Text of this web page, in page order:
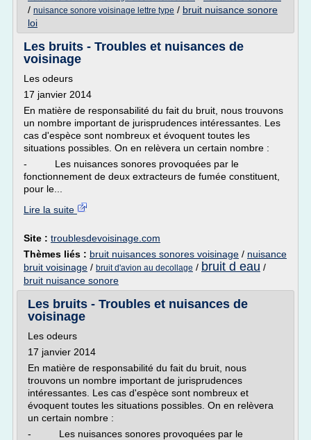
/ nuisance sonore voisinage lettre type / bruit nuisance sonore
loi
Les bruits - Troubles et nuisances de
voisinage
Les odeurs
17 janvier 2014
En matière de responsabilité du fait du bruit, nous trouvons
un nombre important de jurisprudences intéressantes. Les
cas d'espèce sont nombreux et évoquent toutes les
situations possibles. On en relèvera un certain nombre :
- Les nuisances sonores provoquées par le
fonctionnement de deux extracteurs de fumée constituent,
pour le...
Lire la suite
Site : troublesdevoisinage.com
Thèmes liés : bruit nuisances sonores voisinage / nuisance
bruit voisinage / bruit d'avion au decollage / bruit d eau /
bruit nuisance sonore
Les bruits - Troubles et nuisances de
voisinage
Les odeurs
17 janvier 2014
En matière de responsabilité du fait du bruit, nous
trouvons un nombre important de jurisprudences
intéressantes. Les cas d'espèce sont nombreux et
évoquent toutes les situations possibles. On en relèvera
un certain nombre :
- Les nuisances sonores provoquées par le